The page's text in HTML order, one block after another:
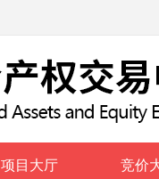
项目大厅 竞价